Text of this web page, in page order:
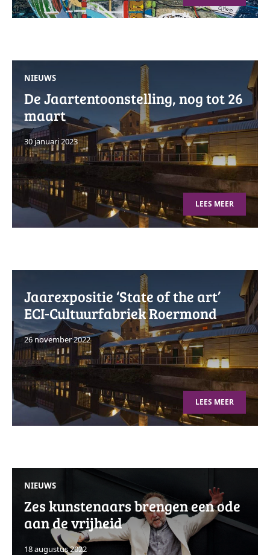
NIEUWS
De Jaartentoonstelling, nog tot 26
maart
30 januari 2023
LEES MEER
Jaarexpositie ‘State of the art’
ECI-Cultuurfabriek Roermond
26 november 2022
LEES MEER
NIEUWS
Zes kunstenaars brengen een ode
aan de vrijheid
18 augustus 2022